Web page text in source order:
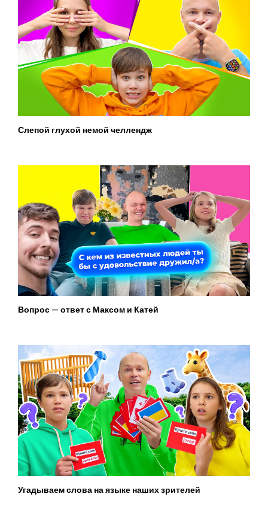
Слепой глухой немой челлендж
Вопрос — ответ с Максом и Катей
Угадываем слова на языке наших зрителей